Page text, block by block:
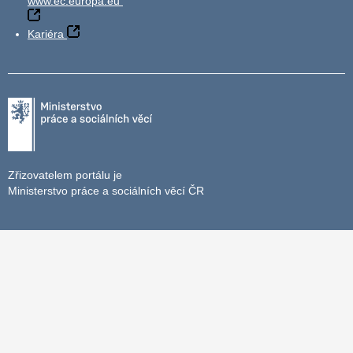
Kariéra
Zřizovatelem portálu je
Ministerstvo práce a sociálních věcí ČR